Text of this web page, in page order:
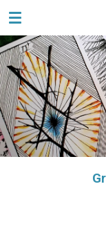
Ga
naar
de
hoofdinhoud